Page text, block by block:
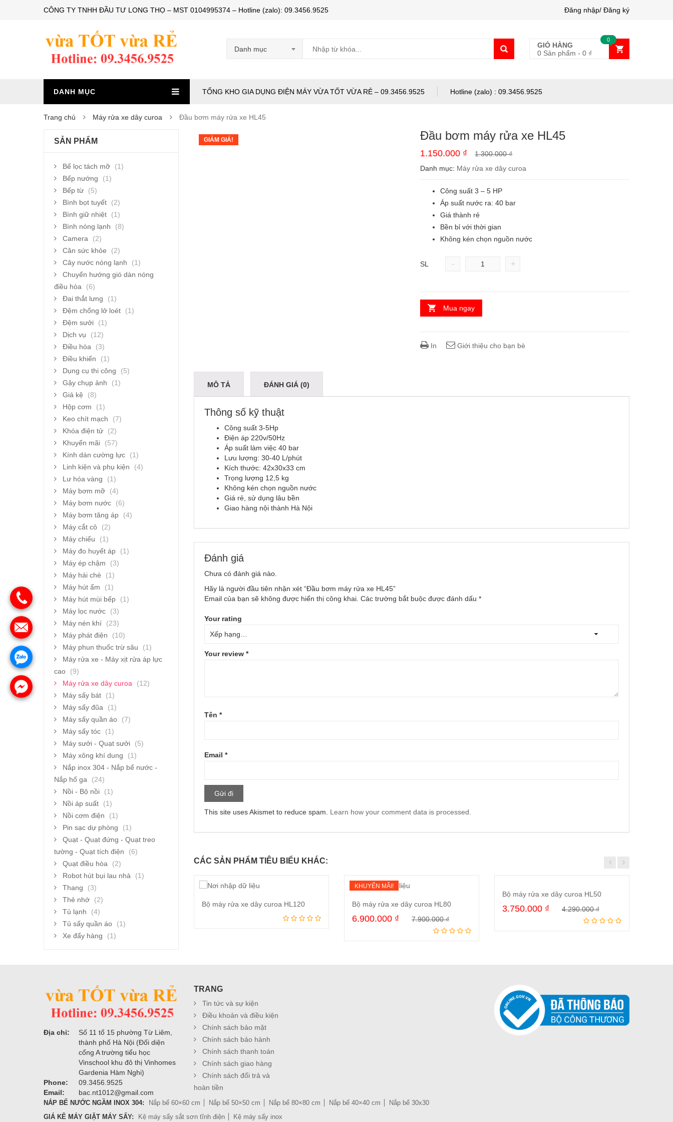
CÔNG TY TNHH ĐẦU TƯ LONG THỌ – MST 0104995374 – Hotline (zalo): 09.3456.9525 Đăng nhập/ Đăng ký
Danh mục
GIỎ HÀNG
0 Sản phẩm - 0 ₫
0
DANH MỤC TỔNG KHO GIA DỤNG ĐIỆN MÁY VỪA TỐT VỪA RẺ – 09.3456.9525 Hotline (zalo) : 09.3456.9525
Trang chủ Máy rửa xe dây curoa Đầu bơm máy rửa xe HL45
GIẢM GIÁ! Đầu bơm máy rửa xe HL45
1.300.000₫
1.150.000 ₫
Danh mục: Máy rửa xe dây curoa
Công suất 3 – 5 HP
Áp suất nước ra: 40 bar
Giá thành rẻ
Bền bỉ với thời gian
Không kén chọn nguồn nước
SL - +
Mua ngay
In Giới thiệu cho bạn bè
MÔ TẢ ĐÁNH GIÁ (0)
Thông số kỹ thuật
Công suất 3-5Hp
Điện áp 220v/50Hz
Áp suất làm việc 40 bar
Lưu lượng: 30-40 L/phút
Kích thước: 42x30x33 cm
Trọng lượng 12,5 kg
Không kén chọn nguồn nước
Giá rẻ, sử dụng lâu bền
Giao hàng nội thành Hà Nội
Đánh giá
Chưa có đánh giá nào.
Hãy là người đầu tiên nhận xét “Đầu bơm máy rửa xe HL45”
Email của bạn sẽ không được hiển thị công khai. Các trường bắt buộc được đánh dấu *
Your rating
Your review *
Tên *
Email *
This site uses Akismet to reduce spam. Learn how your comment data is processed.
CÁC SẢN PHẨM TIÊU BIỂU KHÁC:
Bộ máy rửa xe dây curoa HL120
KHUYẾN MÃI!
Mua ngay
Bộ máy rửa xe dây curoa HL80
7.900.000₫
6.900.000 ₫ Mua ngay
Bộ máy rửa xe dây curoa HL50
4.290.000₫
3.750.000 ₫
SẢN PHẨM
Bể lọc tách mỡ
(1)
Bếp nướng
(1)
Bếp từ
(5)
Bình bọt tuyết
(2)
Bình giữ nhiệt
(1)
Bình nóng lạnh
(8)
Camera
(2)
Cân sức khỏe
(2)
Cây nước nóng lạnh
(1)
Chuyển hướng gió dàn nóng
điều hòa
(6)
Đai thắt lưng
(1)
Đệm chống lở loét
(1)
Đệm sưởi
(1)
Dịch vụ
(12)
Điều hòa
(3)
Điều khiển
(1)
Dụng cụ thi công
(5)
Gậy chụp ảnh
(1)
Giá kệ
(8)
Hộp cơm
(1)
Keo chít mạch
(7)
Khóa điện tử
(2)
Khuyến mãi
(57)
Kính dán cường lực
(1)
Linh kiện và phụ kiện
(4)
Lư hóa vàng
(1)
Máy bơm mỡ
(4)
Máy bơm nước
(6)
Máy bơm tăng áp
(4)
Máy cắt cỏ
(2)
Máy chiếu
(1)
Máy đo huyết áp
(1)
Máy ép chậm
(3)
Máy hái chè
(1)
Máy hút ẩm
(1)
Máy hút mùi bếp
(1)
Máy lọc nước
(3)
Máy nén khí
(23)
Máy phát điện
(10)
Máy phun thuốc trừ sâu
(1)
Máy rửa xe - Máy xịt rửa áp lực
cao
(9)
Máy rửa xe dây curoa
(12)
Máy sấy bát
(1)
Máy sấy đũa
(1)
Máy sấy quần áo
(7)
Máy sấy tóc
(1)
Máy sưởi - Quạt sưởi
(5)
Máy xông khí dung
(1)
Nắp inox 304 - Nắp bể nước -
Nắp hố ga
(24)
Nồi - Bộ nồi
(1)
Nồi áp suất
(1)
Nồi cơm điện
(1)
Pin sạc dự phòng
(1)
Quạt - Quạt đứng - Quạt treo
tường - Quạt tích điện
(6)
Quạt điều hòa
(2)
Robot hút bụi lau nhà
(1)
Thang
(3)
Thẻ nhớ
(2)
Tủ lạnh
(4)
Tủ sấy quần áo
(1)
Xe đẩy hàng
(1)
Địa chỉ:
Số 11 tổ 15 phường Từ Liêm,
thành phố Hà Nội (Đối diện
cổng A trường tiểu học
Vinschool khu đô thị Vinhomes
Gardenia Hàm Nghi)
Phone:
09.3456.9525
Email:
bac.nt1012@gmail.com
TRANG
Tin tức và sự kiện
Điều khoản và điều kiện
Chính sách bảo mật
Chính sách bảo hành
Chính sách thanh toán
Chính sách giao hàng
Chính sách đổi trả và
hoàn tiền
NẮP BỂ NƯỚC NGẦM INOX 304: Nắp bể 60×60 cm Nắp bể 50×50 cm Nắp bể 80×80 cm Nắp bể 40×40 cm
Nắp bể 30x30
GIÁ KÊ MÁY GIẶT MÁY SẤY:
Kệ máy sấy sắt sơn tĩnh điện Kệ máy sấy inox